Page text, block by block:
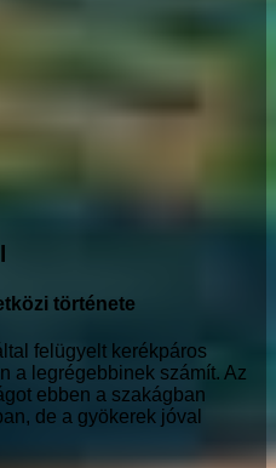
története
felügyelt kerékpáros
a legrégebbinek számít. Az
ebben a szakágban
de a gyökerek jóval